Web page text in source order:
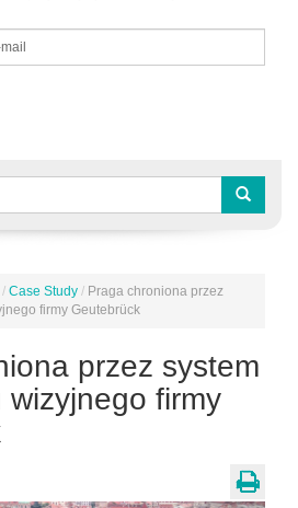
/ Case Study / Praga chroniona przez
firmy Geutebrück
przez system
wizyjnego firmy